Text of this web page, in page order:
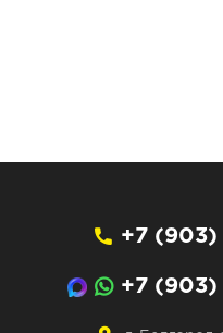
+7
+7 (903)